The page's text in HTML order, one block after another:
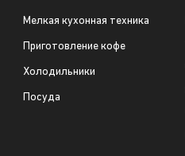
Мелкая кухонная техника
Приготовление кофе
Холодильники
Посуда